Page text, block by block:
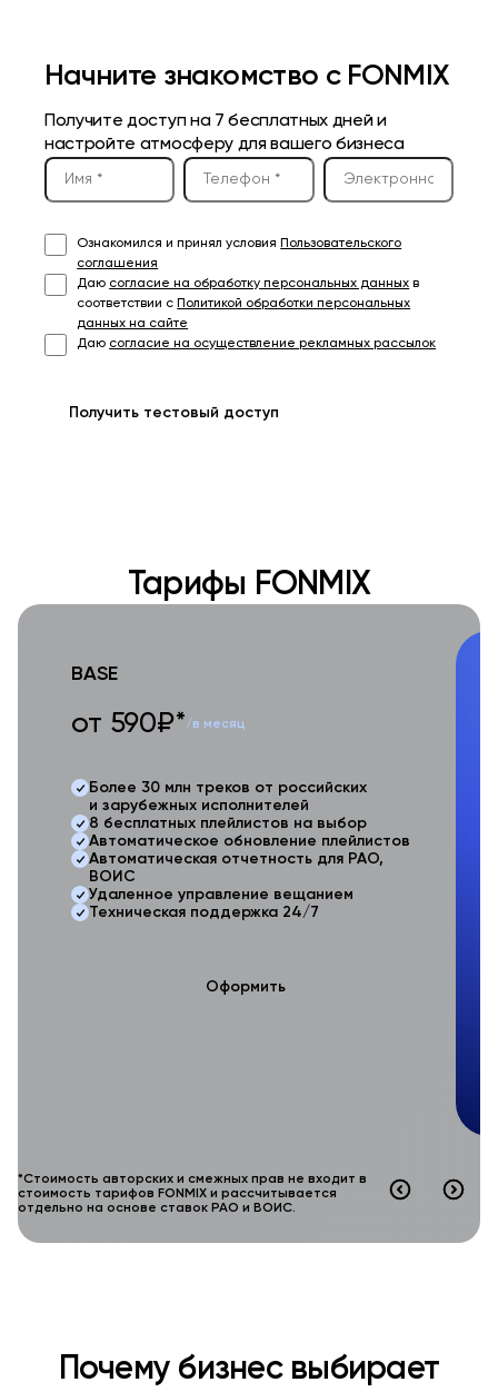
Начните знакомство с FONMIX
Получите доступ на 7 бесплатных дней и
настройте атмосферу для вашего бизнеса
Ознакомился и принял условия
Пользовательского
соглашения
Даю согласие на обработку персональных данных в
соответствии с
Политикой обработки персональных
данных на сайте
Даю согласие на осуществление рекламных рассылок
Получить тестовый доступ
Тарифы FONMIX
BASE
от 590₽*/в месяц
Более 30 млн треков от российских
и зарубежных исполнителей
8 бесплатных плейлистов на выбор
Автоматическое обновление плейлистов
Автоматическая отчетность для РАО,
ВОИС
Удаленное управление вещанием
Техническая поддержка 24/7
Оформить
*Стоимость авторских и смежных прав не входит в
стоимость тарифов FONMIX и рассчитывается
отдельно на основе ставок РАО и ВОИС.
Почему бизнес выбирает